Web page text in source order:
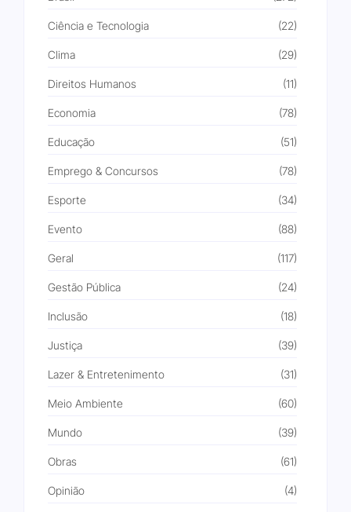
Ciência e Tecnologia (22)
Clima (29)
Direitos Humanos (11)
Economia (78)
Educação (51)
Emprego & Concursos (78)
Esporte (34)
Evento (88)
Geral (117)
Gestão Pública (24)
Inclusão (18)
Justiça (39)
Lazer & Entretenimento (31)
Meio Ambiente (60)
Mundo (39)
Obras (61)
Opinião (4)